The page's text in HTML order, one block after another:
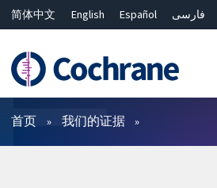
简体中文 English Español فارسی
ไทย
繁體中文
过滤
首页 我们的证据